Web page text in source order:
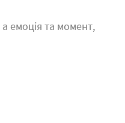
емоція та момент,